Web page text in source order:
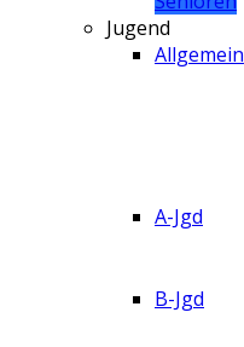
Jugend
Allgemein
A-Jgd
B-Jgd